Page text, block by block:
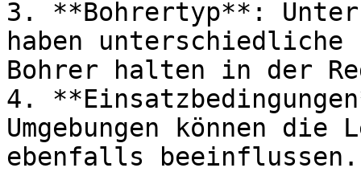
3. **Bohrertyp**:
haben unterschiedliche
Bohrer halten in der
4.
Umgebungen können die
ebenfalls beeinflussen.